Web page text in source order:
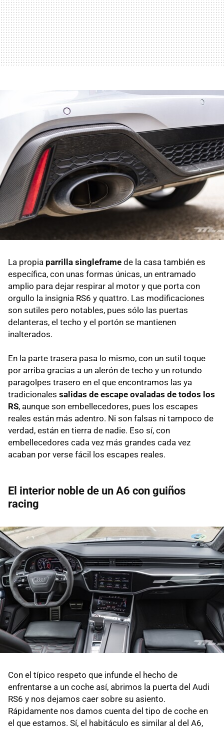
La propia parrilla singleframe de la casa también es
específica, con unas formas únicas, un entramado
amplio para dejar respirar al motor y que porta con
orgullo la insignia RS6 y quattro. Las modificaciones
son sutiles pero notables, pues sólo las puertas
delanteras, el techo y el portón se mantienen
inalterados.
En la parte trasera pasa lo mismo, con un sutil toque
por arriba gracias a un alerón de techo y un rotundo
paragolpes trasero en el que encontramos las ya
tradicionales salidas de escape ovaladas de todos los
RS, aunque son embellecedores, pues los escapes
reales están más adentro. Ni son falsas ni tampoco de
verdad, están en tierra de nadie. Eso sí, con
embellecedores cada vez más grandes cada vez
acaban por verse fácil los escapes reales.
El interior noble de un A6 con guiños
racing
Con el típico respeto que infunde el hecho de
enfrentarse a un coche así, abrimos la puerta del Audi
RS6 y nos dejamos caer sobre su asiento.
Rápidamente nos damos cuenta del tipo de coche en
el que estamos. Sí, el habitáculo es similar al del A6,